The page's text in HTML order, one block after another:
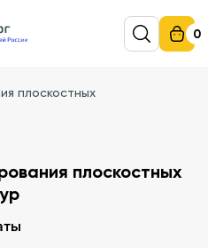
0
плоскостных
плоскостных